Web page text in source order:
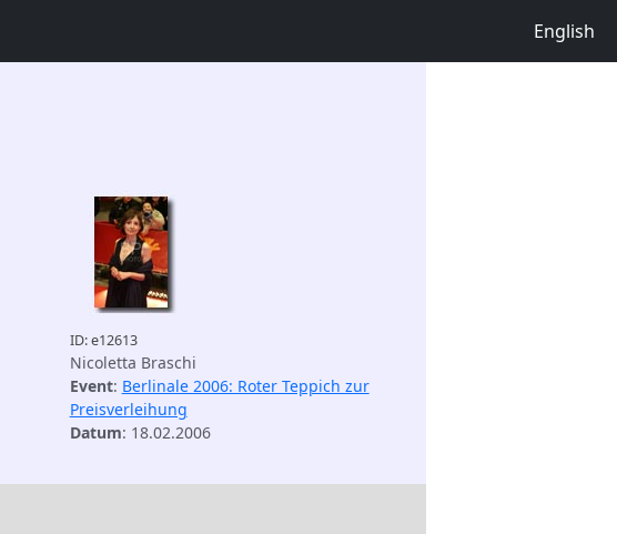
English
ID: e12613
Nicoletta Braschi
Event: Berlinale 2006: Roter Teppich zur
Preisverleihung
Datum: 18.02.2006